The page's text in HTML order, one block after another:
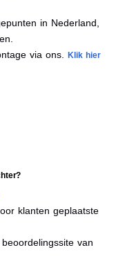
in Nederland,
via ons. Klik hier
klanten geplaatste
van